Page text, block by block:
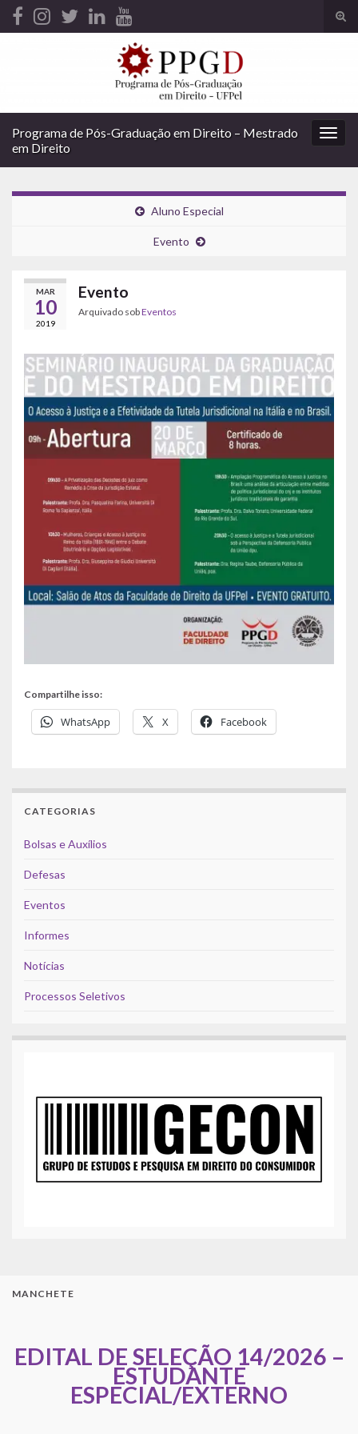
Search for:
Programa de Pós-Graduação em Direito – Mestrado
em Direito
Aluno Especial
Evento
MAR
10
2019
Evento
Arquivado sobEventos
Compartilhe isso:
WhatsApp X Facebook
CATEGORIAS
Bolsas e Auxílios
Defesas
Eventos
Informes
Notícias
Processos Seletivos
MANCHETE
EDITAL DE SELEÇÃO 14/2026 –
ESTUDANTE
ESPECIAL/EXTERNO